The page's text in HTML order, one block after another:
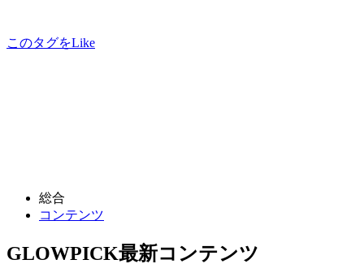
このタグをLike
総合
コンテンツ
GLOWPICK最新コンテンツ